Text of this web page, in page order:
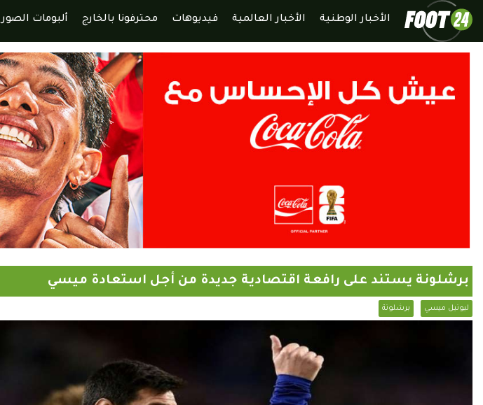
الأخبار الوطنية الأخبار العالمية فيديوهات محترفونا بالخارج ألبومات الصور
برشلونة يستند على رافعة اقتصادية جديدة من أجل استعادة ميسي
ليونيل ميسي برشلونة